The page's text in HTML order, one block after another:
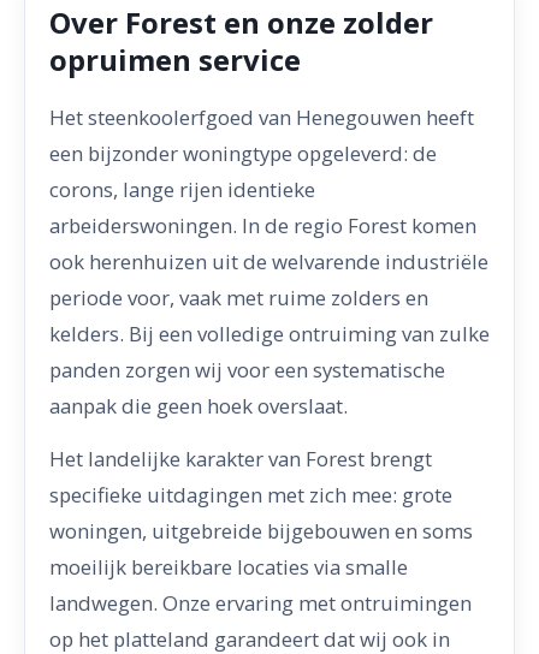
Over Forest en onze zolder
opruimen service
Het steenkoolerfgoed van Henegouwen heeft
een bijzonder woningtype opgeleverd: de
corons, lange rijen identieke
arbeiderswoningen. In de regio Forest komen
ook herenhuizen uit de welvarende industriële
periode voor, vaak met ruime zolders en
kelders. Bij een volledige ontruiming van zulke
panden zorgen wij voor een systematische
aanpak die geen hoek overslaat.
Het landelijke karakter van Forest brengt
specifieke uitdagingen met zich mee: grote
woningen, uitgebreide bijgebouwen en soms
moeilijk bereikbare locaties via smalle
landwegen. Onze ervaring met ontruimingen
op het platteland garandeert dat wij ook in